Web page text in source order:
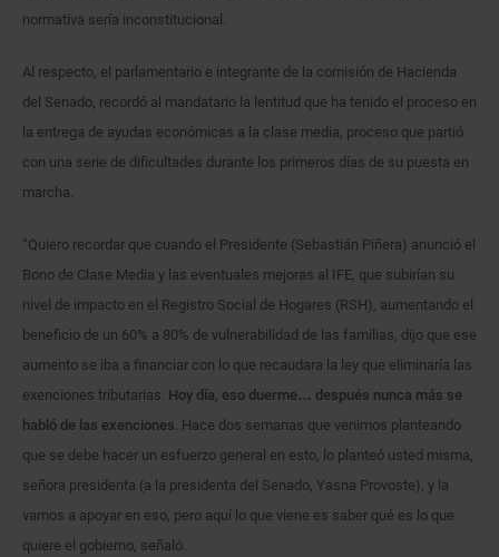
normativa sería inconstitucional.
Al respecto, el parlamentario e integrante de la comisión de Hacienda
del Senado, recordó al mandatario la lentitud que ha tenido el proceso en
la entrega de ayudas económicas a la clase media, proceso que partió
con una serie de dificultades durante los primeros días de su puesta en
marcha.
“Quiero recordar que cuando el Presidente (Sebastián Piñera) anunció el
Bono de Clase Media y las eventuales mejoras al IFE, que subirían su
nivel de impacto en el Registro Social de Hogares (RSH), aumentando el
beneficio de un 60% a 80% de vulnerabilidad de las familias, dijo que ese
aumento se iba a financiar con lo que recaudara la ley que eliminaría las
exenciones tributarias. Hoy día, eso duerme… después nunca más se
habló de las exenciones. Hace dos semanas que venimos planteando
que se debe hacer un esfuerzo general en esto, lo planteó usted misma,
señora presidenta (a la presidenta del Senado, Yasna Provoste), y la
vamos a apoyar en eso, pero aquí lo que viene es saber qué es lo que
quiere el gobierno, señaló.